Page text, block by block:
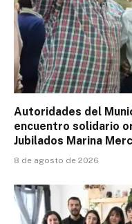
Autoridades del
encuentro solidario
Jubilados Marina
8 de agosto de 2026